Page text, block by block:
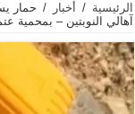
الرئيسية / أخبار / حمار
آهالي النوبتين – بمحمية